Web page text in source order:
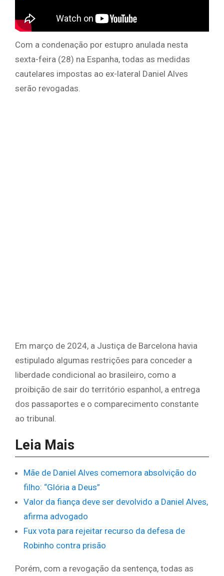
Com a condenação por estupro anulada nesta
sexta-feira (28) na Espanha, todas as medidas
cautelares impostas ao ex-lateral Daniel Alves
serão revogadas.
Em março de 2024, a Justiça de Barcelona havia
estipulado algumas restrições para conceder a
liberdade condicional ao brasileiro, como a
proibição de sair do território espanhol, a entrega
dos passaportes e o comparecimento constante
ao tribunal.
Leia Mais
Mãe de Daniel Alves comemora absolvição do
filho: “Glória a Deus”
Valor da fiança deve ser devolvido a Daniel Alves,
afirma advogado
Fux vota para rejeitar recurso da defesa de
Robinho contra prisão
Porém, com a revogação da sentença, todas as